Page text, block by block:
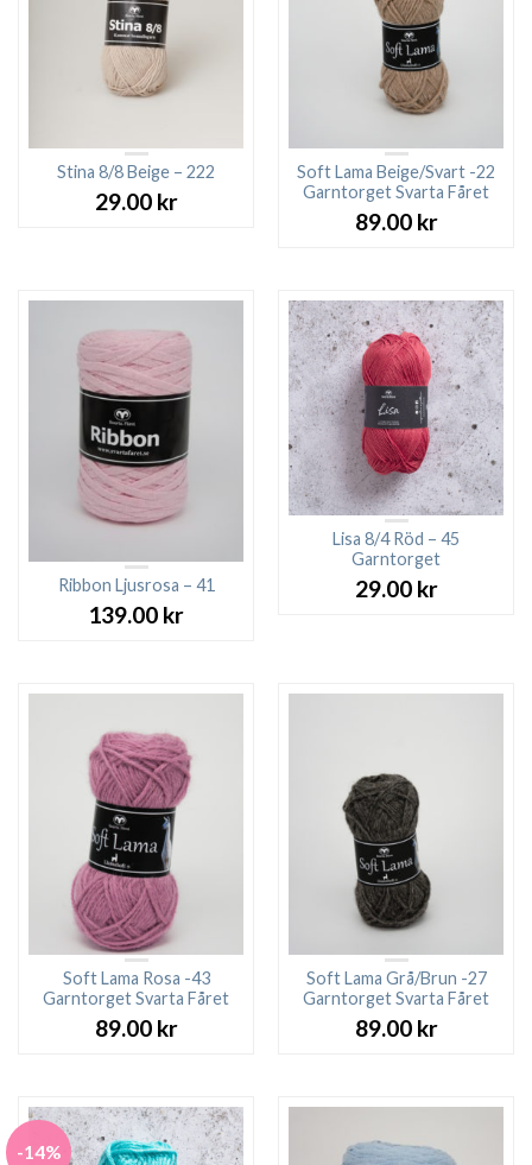
Stina 8/8 Beige – 222
29.00 kr
Soft Lama Beige/Svart -22
Garntorget Svarta Fåret
89.00 kr
Ribbon Ljusrosa – 41
139.00 kr
Lisa 8/4 Röd – 45
Garntorget
29.00 kr
Soft Lama Rosa -43
Garntorget Svarta Fåret
89.00 kr
Soft Lama Grå/Brun -27
Garntorget Svarta Fåret
89.00 kr
-14%